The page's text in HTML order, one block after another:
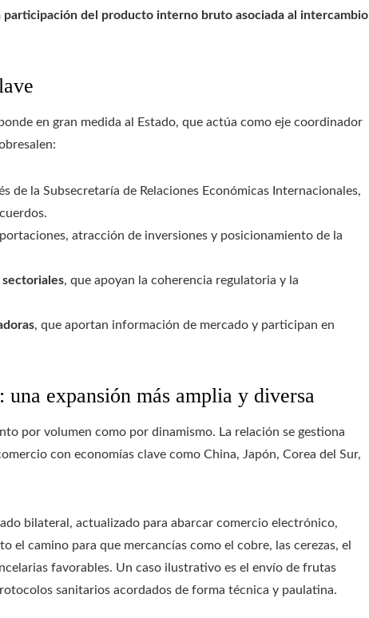
del producto interno bruto asociada al intercambio
en gran medida al Estado, que actúa como eje coordinador
de la Subsecretaría de Relaciones Económicas Internacionales,
atracción de inversiones y posicionamiento de la
, que apoyan la coherencia regulatoria y la
, que aportan información de mercado y participan en
expansión más amplia y diversa
por volumen como por dinamismo. La relación se gestiona
con economías clave como China, Japón, Corea del Sur,
bilateral, actualizado para abarcar comercio electrónico,
el camino para que mercancías como el cobre, las cerezas, el
favorables. Un caso ilustrativo es el envío de frutas
sanitarios acordados de forma técnica y paulatina.